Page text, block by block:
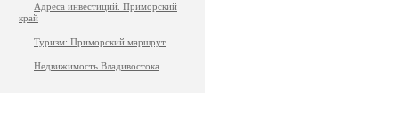
Адреса инвестиций. Приморский
край
Туризм: Приморский маршрут
Недвижимость Владивостока